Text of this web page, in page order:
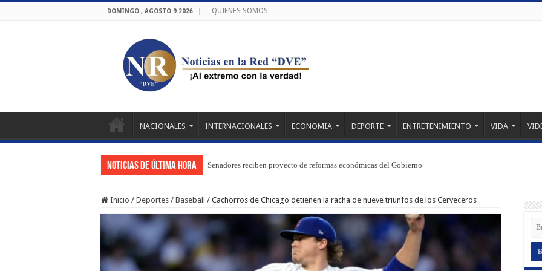
DOMINGO , AGOSTO 9 2026 QUIENES SOMOS
NACIONALES INTERNACIONALES ECONOMIA DEPORTE ENTRETENIMIENTO VIDA
Noticias de última hora Senadores reciben proyecto de reformas económicas del Gobierno
Inicio / Deportes / Baseball / Cachorros de Chicago detienen la racha de nueve triunfos de los Cerveceros